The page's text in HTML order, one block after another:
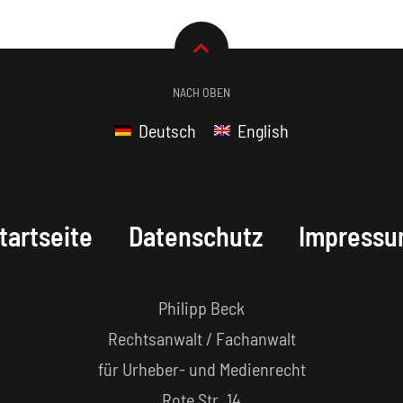
NACH OBEN
Deutsch English
Datenschutz
Philipp Beck
Rechtsanwalt / Fachanwalt
für Urheber- und Medienrecht